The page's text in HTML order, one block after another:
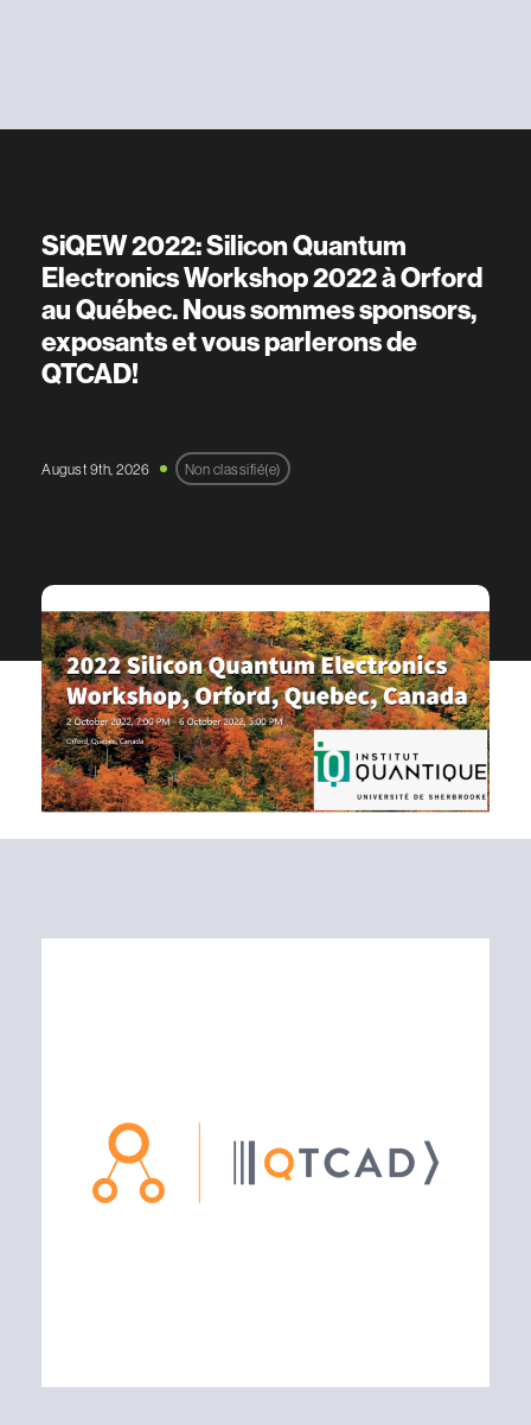
SiQEW 2022: Silicon Quantum
Electronics Workshop 2022 à Orford
au Québec. Nous sommes sponsors,
exposants et vous parlerons de
QTCAD!
August 9th, 2026 Non classifié(e)